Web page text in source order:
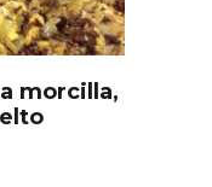
morcilla,
2026